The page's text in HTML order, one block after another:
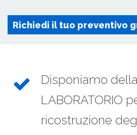
Richiedi il tuo preventivo
Disponiamo
LABORATORIO
ricostruzione